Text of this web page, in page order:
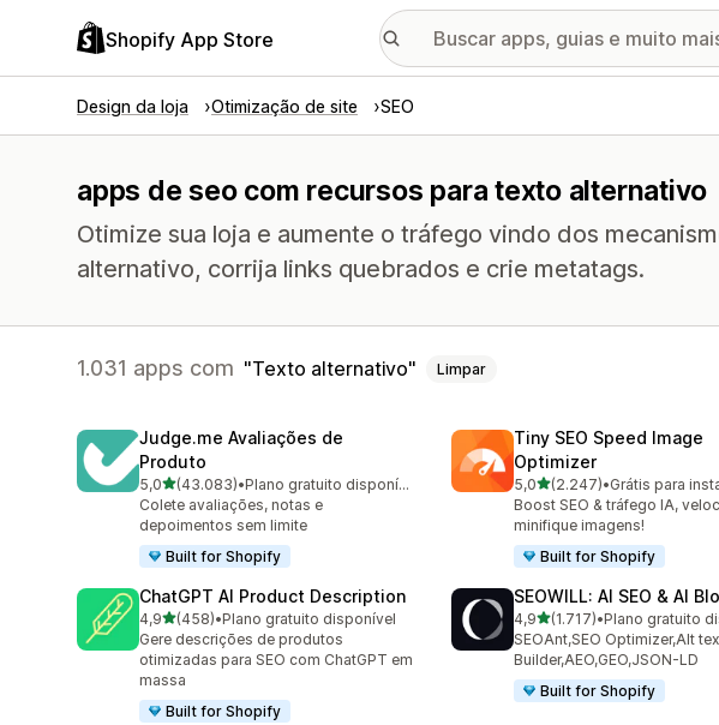
Shopify App Store
Design da loja Otimização de site SEO
apps de seo com recursos para texto alternativo
Otimize sua loja e aumente o tráfego vindo dos
alternativo, corrija links quebrados e crie metatags.
1.031 apps com Texto alternativo Limpar
Judge.me Avaliações de
Produto
5,0de 5 estrelas
(43.083)
43083 avaliações ao todo
•
Plano gratuito disponível
Colete avaliações, notas e
depoimentos sem limite
Built for Shopify
Tiny SEO Speed Image
Optimizer
5,0de 5 estrelas
(2.247)
2247 avaliações ao todo
•Grátis para
Boost SEO & tráfego IA,
minifique imagens!
Built for Shopify
ChatGPT AI Product Description
4,9de 5 estrelas
(458)
458 avaliações ao todo
•Plano gratuito disponível
Gere descrições de produtos
otimizadas para SEO com ChatGPT em
massa
Built for Shopify
SEOWILL: AI SEO & AI
4,9de 5 estrelas
(1.717)
1717 avaliações ao todo
•Plano gratuito
SEOAnt,SEO Optimizer,Alt
Builder,AEO,GEO,JSON-LD
Built for Shopify